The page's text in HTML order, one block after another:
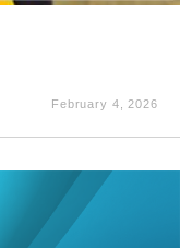
February 4, 2026